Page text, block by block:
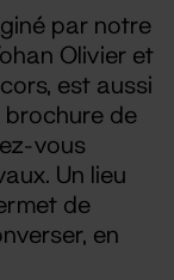
par notre
Olivier et
est aussi
brochure de
vous
Un lieu
de
en